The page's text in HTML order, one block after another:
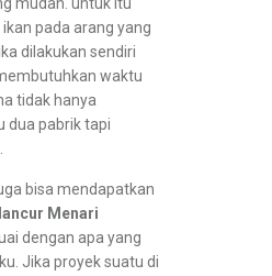
pada arang yang
dilakukan sendiri
waktu
tidak hanya
dua pabrik tapi
bisa mendapatkan
Menari
dengan apa yang
Jika proyek suatu di